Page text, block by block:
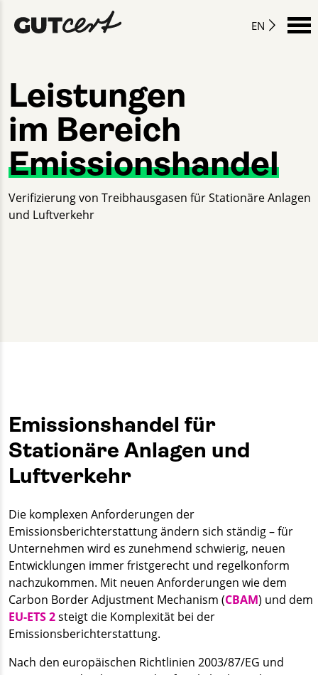
EN
Leistungen
im Bereich
Emissionshandel
Verifizierung von Treibhausgasen für Stationäre Anlagen
und Luftverkehr
Emissionshandel für
Stationäre Anlagen und
Luftverkehr
Die komplexen Anforderungen der
Emissionsberichterstattung ändern sich ständig – für
Unternehmen wird es zunehmend schwierig, neuen
Entwicklungen immer fristgerecht und regelkonform
nachzukommen. Mit neuen Anforderungen wie dem
Carbon Border Adjustment Mechanism (CBAM) und dem
EU-ETS 2steigt die Komplexität bei der
Emissionsberichterstattung.
Nach den europäischen Richtlinien 2003/87/EG und